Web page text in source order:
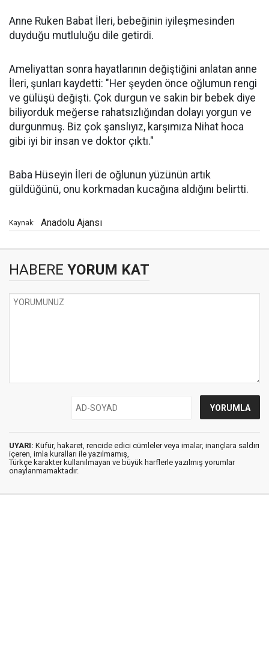
Anne Ruken Babat İleri, bebeğinin iyileşmesinden
duyduğu mutluluğu dile getirdi.
Ameliyattan sonra hayatlarının değiştiğini anlatan anne
İleri, şunları kaydetti: "Her şeyden önce oğlumun rengi
ve gülüşü değişti. Çok durgun ve sakin bir bebek diye
biliyorduk meğerse rahatsızlığından dolayı yorgun ve
durgunmuş. Biz çok şanslıyız, karşımıza Nihat hoca
gibi iyi bir insan ve doktor çıktı."
Baba Hüseyin İleri de oğlunun yüzünün artık
güldüğünü, onu korkmadan kucağına aldığını belirtti.
Kaynak: Anadolu Ajansı
HABERE YORUM KAT
UYARI: Küfür, hakaret, rencide edici cümleler veya imalar, inançlara saldırı
içeren, imla kuralları ile yazılmamış,
Türkçe karakter kullanılmayan ve büyük harflerle yazılmış yorumlar
onaylanmamaktadır.